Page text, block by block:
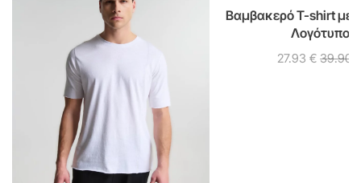
Βαμβακερό T-shirt με
Λογότυπο
27.93€ 39.90